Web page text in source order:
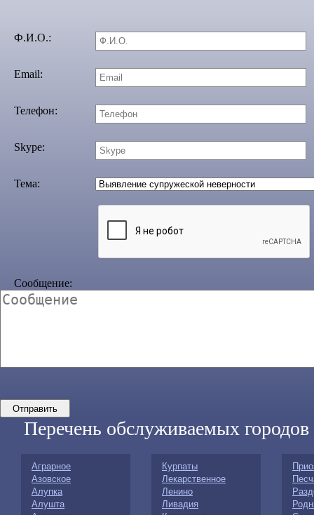
Ф.И.О.:
Email:
Телефон:
Skype:
Тема:
Сообщение:
Перечень обслуживаемых городов
Аграрное
Азовское
Алупка
Алушта
Курпаты
Лекарственное
Ленино
Ливадия